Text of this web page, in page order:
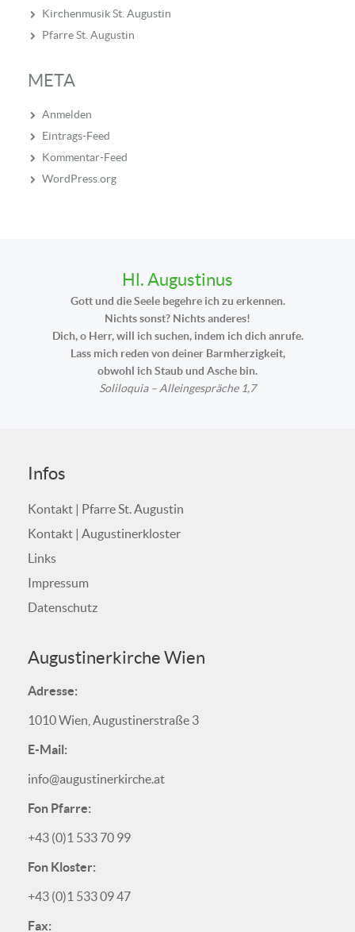
Kirchenmusik St. Augustin
Pfarre St. Augustin
META
Anmelden
Eintrags-Feed
Kommentar-Feed
WordPress.org
Hl. Augustinus
Gott und die Seele begehre ich zu erkennen.
Nichts sonst? Nichts anderes!
Dich, o Herr, will ich suchen, indem ich dich anrufe.
Lass mich reden von deiner Barmherzigkeit,
obwohl ich Staub und Asche bin.
Soliloquia – Alleingespräche 1,7
Infos
Kontakt | Pfarre St. Augustin
Kontakt | Augustinerkloster
Links
Impressum
Datenschutz
Augustinerkirche Wien
Adresse:
1010 Wien, Augustinerstraße 3
E-Mail:
info@augustinerkirche.at
Fon Pfarre:
+43 (0)1 533 70 99
Fon Kloster:
+43 (0)1 533 09 47
Fax: